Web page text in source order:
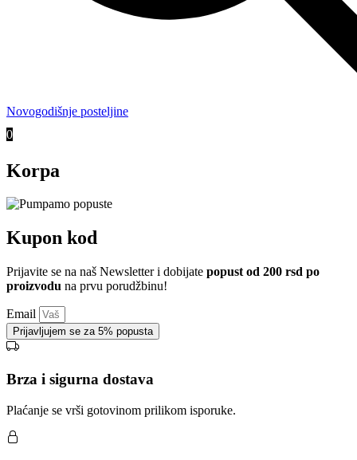
Novogodišnje posteljine
0
Korpa
Kupon kod
Prijavite se na naš Newsletter i dobijate popust od 200 rsd po
proizvodu na prvu porudžbinu!
Email
Prijavljujem se za 5% popusta
Brza i sigurna dostava
Plaćanje se vrši gotovinom prilikom isporuke.